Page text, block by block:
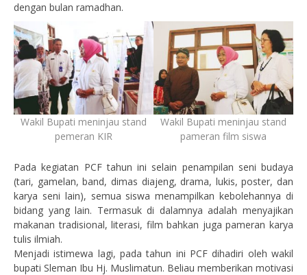
dengan bulan ramadhan.
Wakil Bupati meninjau stand
pemeran KIR
Wakil Bupati meninjau stand
pameran film siswa
Pada kegiatan PCF tahun ini selain penampilan seni budaya
(tari, gamelan, band, dimas diajeng, drama, lukis, poster, dan
karya seni lain), semua siswa menampilkan kebolehannya di
bidang yang lain. Termasuk di dalamnya adalah menyajikan
makanan tradisional, literasi, film bahkan juga pameran karya
tulis ilmiah.
Menjadi istimewa lagi, pada tahun ini PCF dihadiri oleh wakil
bupati Sleman Ibu Hj. Muslimatun. Beliau memberikan motivasi